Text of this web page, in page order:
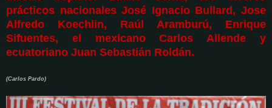
prácticos nacionales José Ignacio Bullard, Jose
Alfredo Koechlin, Raúl Aramburú, Enrique
Sifuentes, el mexicano Carlos Allende y
ecuatoriano Juan Sebastián Roldán.
(Carlos Pardo)